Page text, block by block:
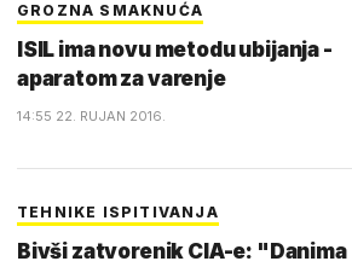
GROZNA SMAKNUĆA
ISIL ima novu metodu ubijanja -
aparatom za varenje
14:55 22. RUJAN 2016.
TEHNIKE ISPITIVANJA
Bivši zatvorenik CIA-e: "Danima